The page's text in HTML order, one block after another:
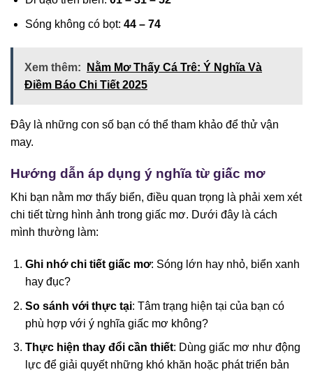
Sóng không có bọt: 44 – 74
Xem thêm:
Nằm Mơ Thấy Cá Trê: Ý Nghĩa Và
Điềm Báo Chi Tiết 2025
Đây là những con số bạn có thể tham khảo để thử vận
may.
Hướng dẫn áp dụng ý nghĩa từ giấc mơ
Khi bạn nằm mơ thấy biển, điều quan trọng là phải xem xét
chi tiết từng hình ảnh trong giấc mơ. Dưới đây là cách
mình thường làm:
Ghi nhớ chi tiết giấc mơ: Sóng lớn hay nhỏ, biển xanh
hay đục?
So sánh với thực tại: Tâm trạng hiện tại của bạn có
phù hợp với ý nghĩa giấc mơ không?
Thực hiện thay đổi cần thiết: Dùng giấc mơ như động
lực để giải quyết những khó khăn hoặc phát triển bản